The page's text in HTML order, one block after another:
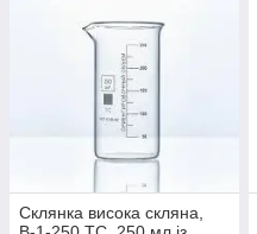
Склянка висока скляна,